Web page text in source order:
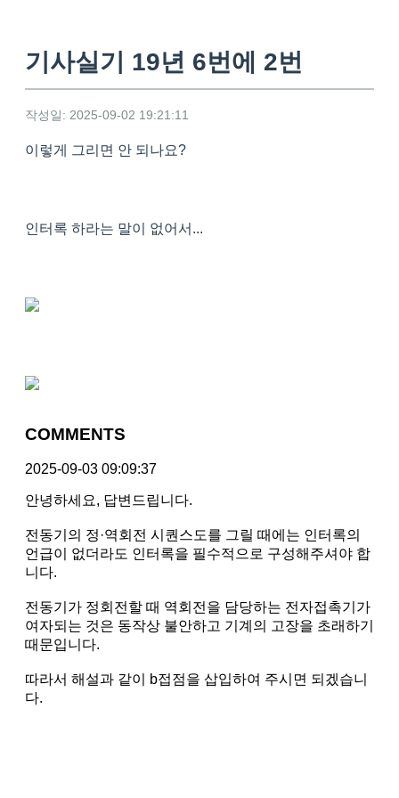
기사실기 19년 6번에 2번
작성일: 2025-09-02 19:21:11
이렇게 그리면 안 되나요?
인터록 하라는 말이 없어서...
COMMENTS
2025-09-03 09:09:37
안녕하세요, 답변드립니다.
전동기의 정·역회전 시퀀스도를 그릴 때에는 인터록의
언급이 없더라도 인터록을 필수적으로 구성해주셔야 합
니다.
전동기가 정회전할 때 역회전을 담당하는 전자접촉기가
여자되는 것은 동작상 불안하고 기계의 고장을 초래하기
때문입니다.
따라서 해설과 같이 b접점을 삽입하여 주시면 되겠습니
다.